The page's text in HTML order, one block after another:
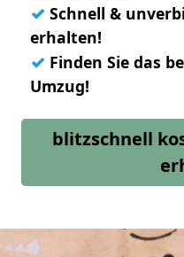
✓ Schnell &
erhalten!
✓ Finden Sie das
Umzug!
blitzschnell